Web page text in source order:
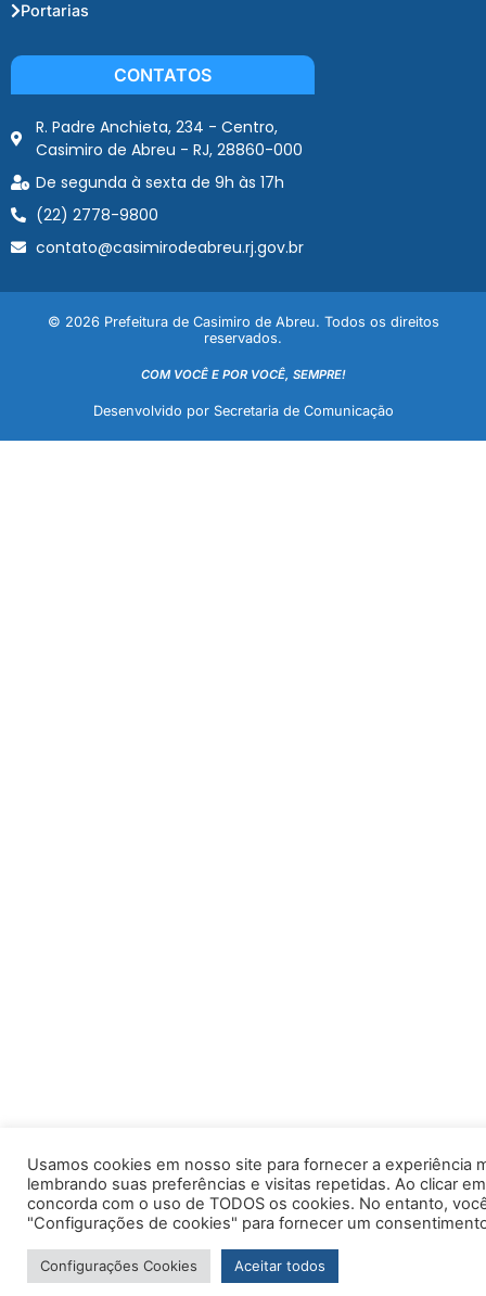
Portarias
CONTATOS
R. Padre Anchieta, 234 - Centro,
Casimiro de Abreu - RJ, 28860-000
De segunda à sexta de 9h às 17h
(22) 2778-9800
contato@casimirodeabreu.rj.gov.br
© 2026 Prefeitura de Casimiro de Abreu. Todos os direitos
reservados.
COM VOCÊ E POR VOCÊ, SEMPRE!
Desenvolvido por Secretaria de Comunicação
Usamos cookies em nosso site para fornecer a experiência
lembrando suas preferências e visitas repetidas. Ao clicar
concorda com o uso de TODOS os cookies. No entanto,
"Configurações de cookies" para fornecer um
Configurações Cookies Aceitar todos